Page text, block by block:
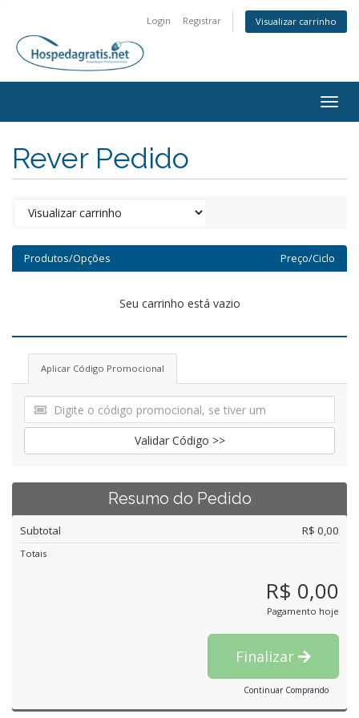
Login Registrar Visualizar carrinho
Rever Pedido
Produtos/Opções Preço/Ciclo
Seu carrinho está vazio
Aplicar Código Promocional
Validar Código >>
Resumo do Pedido
Subtotal R$ 0,00
Totais
R$ 0,00
Pagamento hoje
Finalizar
Continuar Comprando